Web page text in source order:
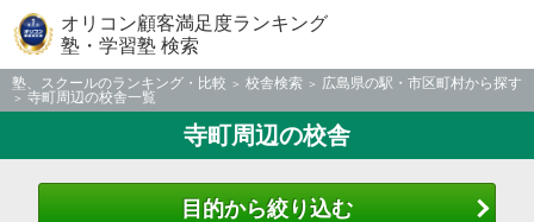
オリコン顧客満足度ランキング
塾・学習塾 検索
塾、スクールのランキング・比較 校舎検索
広島県の駅・市区町村から探す
寺町周辺の校舎一覧
寺町周辺の校舎
目的から絞り込む